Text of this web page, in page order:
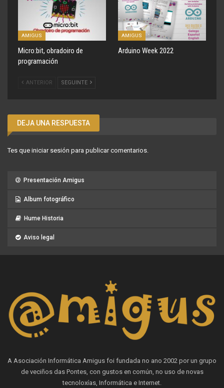
AMIGUS
Micro:bit, obradoiro de
programación
AMIGUS
Arduino Week 2022
ANTERIOR SEGUINTE
DEJA UNA RESPUESTA
Tes que iniciar sesión para publicar comentarios.
Presentación Amigus
Album fotográfico
Hume Historia
Aviso legal
A Asociación Informática Amigus foi fundada no ano 2002 por un grupo
de veciños das Pontes, con gustos en común, no uso de novas
tecnoloxías, Informática e Internet.